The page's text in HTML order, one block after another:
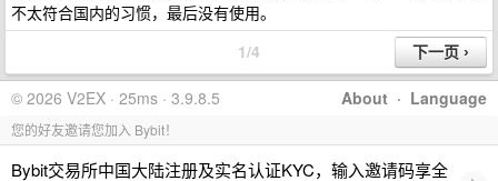
不太符合国内的习惯，最后没有使用。
1/4
About · Language
© 2026 V2EX · 25ms · 3.9.8.5
您的好友邀请您加入 Bybit！
Bybit交易所中国大陆注册及实名认证KYC，输入邀请码享全